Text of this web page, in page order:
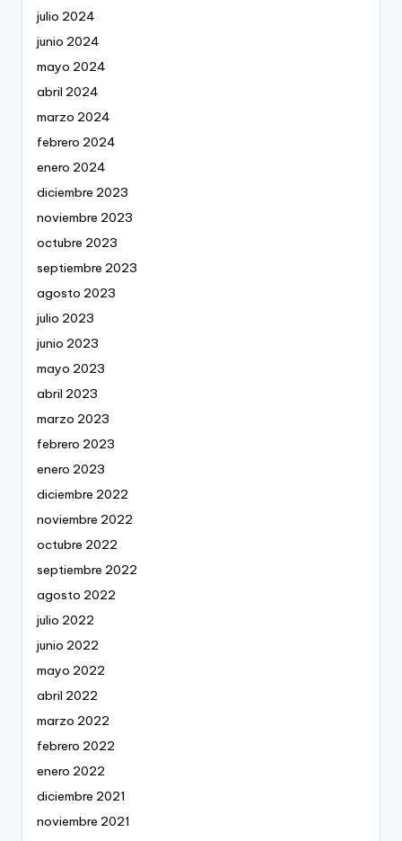
julio 2024
junio 2024
mayo 2024
abril 2024
marzo 2024
febrero 2024
enero 2024
diciembre 2023
noviembre 2023
octubre 2023
septiembre 2023
agosto 2023
julio 2023
junio 2023
mayo 2023
abril 2023
marzo 2023
febrero 2023
enero 2023
diciembre 2022
noviembre 2022
octubre 2022
septiembre 2022
agosto 2022
julio 2022
junio 2022
mayo 2022
abril 2022
marzo 2022
febrero 2022
enero 2022
diciembre 2021
noviembre 2021